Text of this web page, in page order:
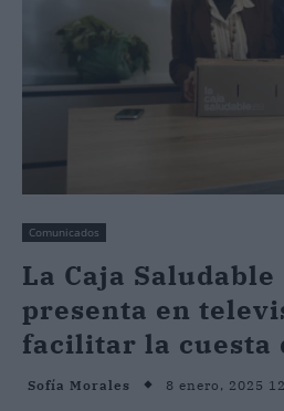
Comunicados
La Caja Saludable
presenta en
facilitar la cuesta
Sofía Morales 8 enero, 2025